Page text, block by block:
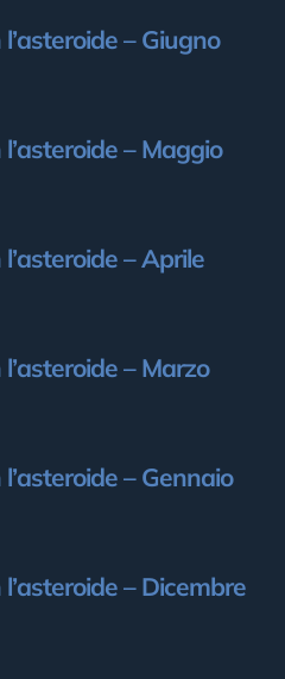
– Giugno
– Maggio
– Aprile
– Marzo
– Gennaio
– Dicembre